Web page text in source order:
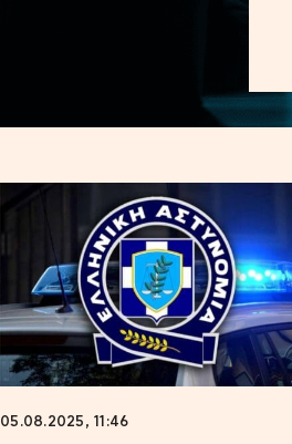
05.08.2025, 11:46